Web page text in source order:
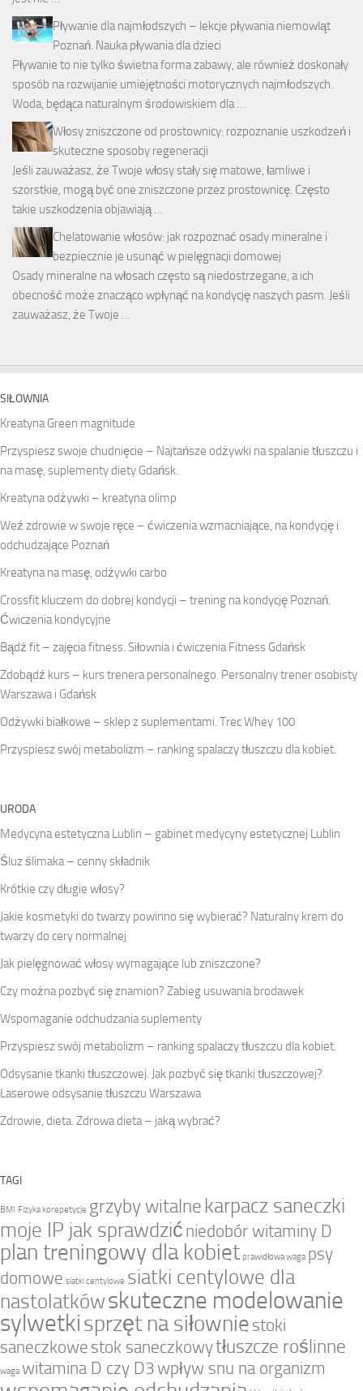
Pływanie dla najmłodszych – lekcje pływania niemowląt
Poznań. Nauka pływania dla dzieci
Pływanie to nie tylko świetna forma zabawy, ale również doskonały
sposób na rozwijanie umiejętności motorycznych najmłodszych.
Woda, będąca naturalnym środowiskiem dla …
Włosy zniszczone od prostownicy: rozpoznanie uszkodzeń i
skuteczne sposoby regeneracji
Jeśli zauważasz, że Twoje włosy stały się matowe, łamliwe i
szorstkie, mogą być one zniszczone przez prostownicę. Często
takie uszkodzenia objawiają …
Chelatowanie włosów: jak rozpoznać osady mineralne i
bezpiecznie je usunąć w pielęgnacji domowej
Osady mineralne na włosach często są niedostrzegane, a ich
obecność może znacząco wpłynąć na kondycję naszych pasm. Jeśli
zauważasz, że Twoje …
SIŁOWNIA
Kreatyna Green magnitude
Przyspiesz swoje chudnięcie – Najtańsze odżywki na spalanie tłuszczu i
na masę, suplementy diety Gdańsk.
Kreatyna odżywki – kreatyna olimp
Weź zdrowie w swoje ręce – ćwiczenia wzmacniające, na kondycję i
odchudzające Poznań
Kreatyna na masę, odżywki carbo
Crossfit kluczem do dobrej kondycji – trening na kondycję Poznań.
Ćwiczenia kondycyjne
Bądź fit – zajęcia fitness. Siłownia i ćwiczenia Fitness Gdańsk
Zdobądź kurs – kurs trenera personalnego. Personalny trener osobisty
Warszawa i Gdańsk
Odżywki białkowe – sklep z suplementami. Trec Whey 100
Przyspiesz swój metabolizm – ranking spalaczy tłuszczu dla kobiet.
URODA
Medycyna estetyczna Lublin – gabinet medycyny estetycznej Lublin
Śluz ślimaka – cenny składnik
Krótkie czy długie włosy?
Jakie kosmetyki do twarzy powinno się wybierać? Naturalny krem do
twarzy do cery normalnej
Jak pielęgnować włosy wymagające lub zniszczone?
Czy można pozbyć się znamion? Zabieg usuwania brodawek
Wspomaganie odchudzania suplementy
Przyspiesz swój metabolizm – ranking spalaczy tłuszczu dla kobiet.
Odsysanie tkanki tłuszczowej. Jak pozbyć się tkanki tłuszczowej?
Laserowe odsysanie tłuszczu Warszawa
Zdrowie, dieta. Zdrowa dieta – jaką wybrać?
TAGI
BMI Fizyka korepetycje grzyby witalne karpacz saneczki
moje IP jak sprawdzić niedobór witaminy D
plan treningowy dla kobiet prawidłowa waga psy
domowe siatki centylowe siatki centylowe dla
nastolatkówskuteczne modelowanie
sylwetkisprzęt na siłownie stoki
saneczkowe stok saneczkowytłuszcze roślinne
waga witamina D czy D3wpływ snu na organizm